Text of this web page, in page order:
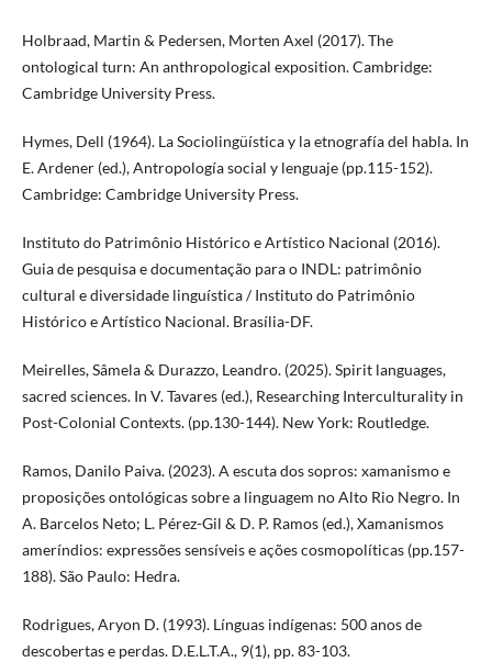
Holbraad, Martin & Pedersen, Morten Axel (2017). The
ontological turn: An anthropological exposition. Cambridge:
Cambridge University Press.
Hymes, Dell (1964). La Sociolingüística y la etnografía del habla. In
E. Ardener (ed.), Antropología social y lenguaje (pp.115-152).
Cambridge: Cambridge University Press.
Instituto do Patrimônio Histórico e Artístico Nacional (2016).
Guia de pesquisa e documentação para o INDL: patrimônio
cultural e diversidade linguística / Instituto do Patrimônio
Histórico e Artístico Nacional. Brasília-DF.
Meirelles, Sâmela & Durazzo, Leandro. (2025). Spirit languages,
sacred sciences. In V. Tavares (ed.), Researching Interculturality in
Post-Colonial Contexts. (pp.130-144). New York: Routledge.
Ramos, Danilo Paiva. (2023). A escuta dos sopros: xamanismo e
proposições ontológicas sobre a linguagem no Alto Rio Negro. In
A. Barcelos Neto; L. Pérez-Gil & D. P. Ramos (ed.), Xamanismos
ameríndios: expressões sensíveis e ações cosmopolíticas (pp.157-
188). São Paulo: Hedra.
Rodrigues, Aryon D. (1993). Línguas indígenas: 500 anos de
descobertas e perdas. D.E.L.T.A., 9(1), pp. 83-103.